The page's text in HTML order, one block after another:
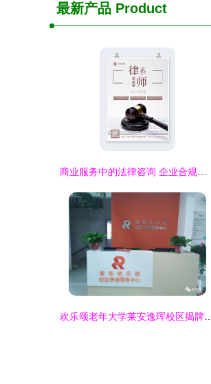
最新产品 Product